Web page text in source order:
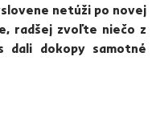
netúži po novej
radšej zvoľte niečo z
dali dokopy samotné